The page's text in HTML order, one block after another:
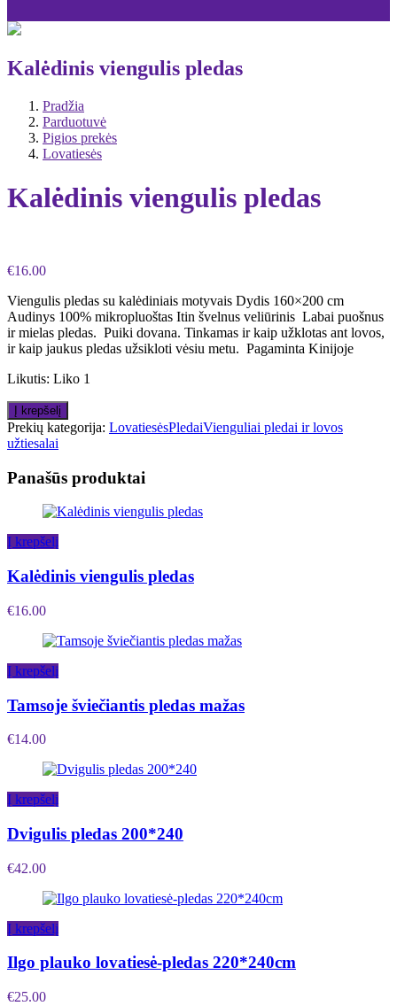
Kalėdinis viengulis pledas
Pradžia
Parduotuvė
Pigios prekės
Lovatiesės
Kalėdinis viengulis pledas
€16.00
Viengulis pledas su kalėdiniais motyvais Dydis 160×200 cm
Audinys 100% mikropluoštas Itin švelnus veliūrinis Labai puošnus
ir mielas pledas. Puiki dovana. Tinkamas ir kaip užklotas ant lovos,
ir kaip jaukus pledas užsikloti vėsiu metu. Pagaminta Kinijoje
Likutis: Liko 1
Į krepšelį
Prekių kategorija: LovatiesėsPledaiVienguliai pledai ir lovos
užtiesalai
Panašūs produktai
Į krepšelį
Kalėdinis viengulis pledas
€16.00
Į krepšelį
Tamsoje šviečiantis pledas mažas
€14.00
Į krepšelį
Dvigulis pledas 200*240
€42.00
Į krepšelį
Ilgo plauko lovatiesė-pledas 220*240cm
€25.00